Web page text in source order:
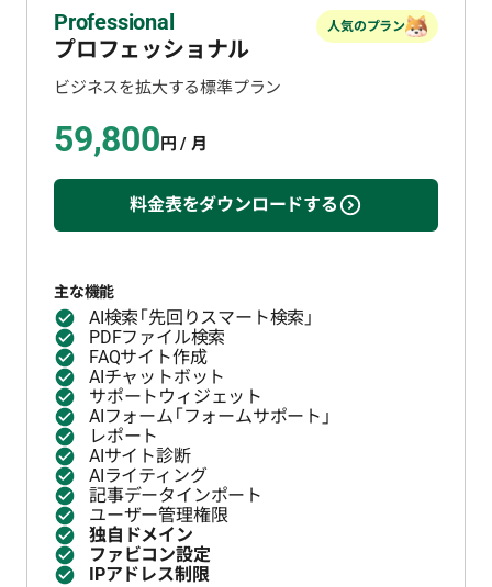
Professional
プロフェッショナル
人気のプラン
ビジネスを拡大する標準プラン
59,800円 / 月
料金表をダウンロードする
主な機能
AI検索「先回りスマート検索」
PDFファイル検索
FAQサイト作成
AIチャットボット
サポートウィジェット
AIフォーム「フォームサポート」
レポート
AIサイト診断
AIライティング
記事データインポート
ユーザー管理権限
独自ドメイン
ファビコン設定
IPアドレス制限